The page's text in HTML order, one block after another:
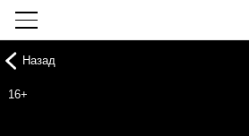
Назад
16+